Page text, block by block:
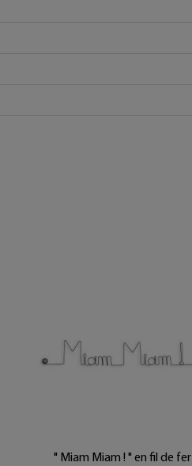
" Miam Miam ! " en fil de fer